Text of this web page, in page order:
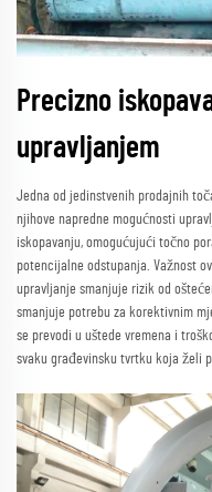
Precizno
upravljanjem
Jedna od jedinstvenih prodajnih
njihove napredne mogućnosti
iskopavanju, omogućujući točno
potencijalne odstupanja. Važnost
upravljanje smanjuje rizik od
smanjuje potrebu za korektivnim
se prevodi u uštede vremena i
svaku građevinsku tvrtku koja želi